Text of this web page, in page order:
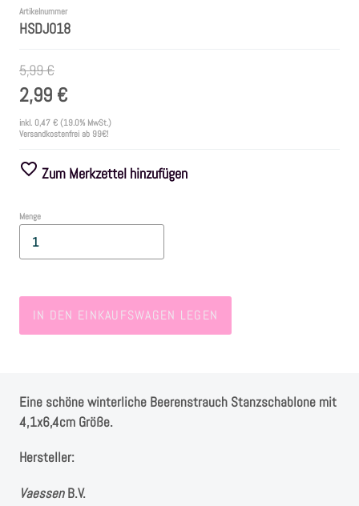
Farben
Zubehör
Frühling/Ostern
Maritim/Sommer
Weihnachten
Instagram
Kranzliebe
Artikelnummer
HSDJ018
5,99 €
2,99 €
inkl. 0,47 € (19.0% MwSt.)
Versandkostenfrei ab 99€!
Zum Merkzettel hinzufügen
Menge
IN DEN EINKAUFSWAGEN LEGEN
Eine schöne winterliche Beerenstrauch Stanzschablone mit
4,1x6,4cm Größe.
Hersteller:
VaessenB.V. ⁠